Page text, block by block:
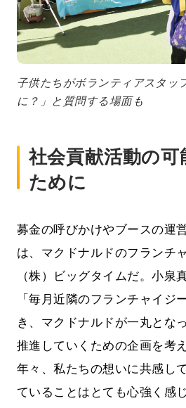
子供たちがボランティアスタッ
に？」と質問する場面も
社会貢献活動の可
ために
募金の呼びかけやブースの運
は、マクドナルドのフランチ
（株）ビッグタイムだ。小泉
「毎月近隣のフランチャイジ
き、マクドナルドが一丸とな
推進していくための企画を考
年々、私たちの想いに共感し
ていることはとても心強く感